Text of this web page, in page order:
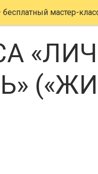
бесплатный мастер-